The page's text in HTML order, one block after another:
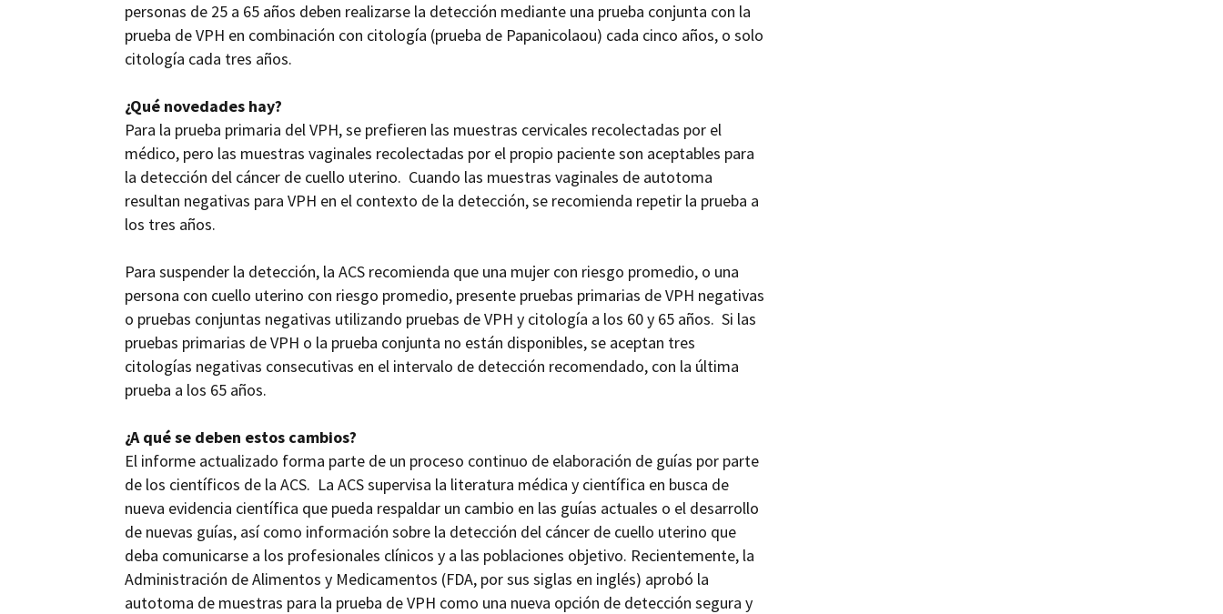
personas de 25 a 65 años deben realizarse la detección mediante una prueba conjunta con la
prueba de VPH en combinación con citología (prueba de Papanicolaou) cada cinco años, o solo
citología cada tres años.
¿Qué novedades hay?
Para la prueba primaria del VPH, se prefieren las muestras cervicales recolectadas por el
médico, pero las muestras vaginales recolectadas por el propio paciente son aceptables para
la detección del cáncer de cuello uterino. Cuando las muestras vaginales de autotoma
resultan negativas para VPH en el contexto de la detección, se recomienda repetir la prueba a
los tres años.
Para suspender la detección, la ACS recomienda que una mujer con riesgo promedio, o una
persona con cuello uterino con riesgo promedio, presente pruebas primarias de VPH negativas
o pruebas conjuntas negativas utilizando pruebas de VPH y citología a los 60 y 65 años. Si las
pruebas primarias de VPH o la prueba conjunta no están disponibles, se aceptan tres
citologías negativas consecutivas en el intervalo de detección recomendado, con la última
prueba a los 65 años.
¿A qué se deben estos cambios?
El informe actualizado forma parte de un proceso continuo de elaboración de guías por parte
de los científicos de la ACS. La ACS supervisa la literatura médica y científica en busca de
nueva evidencia científica que pueda respaldar un cambio en las guías actuales o el desarrollo
de nuevas guías, así como información sobre la detección del cáncer de cuello uterino que
deba comunicarse a los profesionales clínicos y a las poblaciones objetivo. Recientemente, la
Administración de Alimentos y Medicamentos (FDA, por sus siglas en inglés) aprobó la
autotoma de muestras para la prueba de VPH como una nueva opción de detección segura y